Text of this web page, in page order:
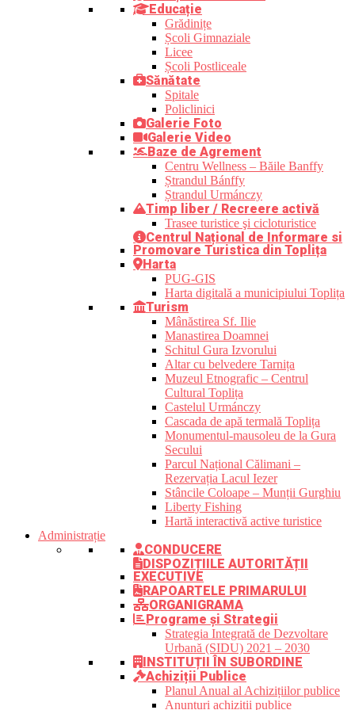
Educație
Grădinițe
Școli Gimnaziale
Licee
Școli Postliceale
Sănătate
Spitale
Policlinici
Galerie Foto
Galerie Video
Baze de Agrement
Centru Wellness – Băile Banffy
Ștrandul Bánffy
Ștrandul Urmánczy
Timp liber / Recreere activă
Trasee turistice şi cicloturistice
Centrul Național de Informare si
Promovare Turistica din Toplița
Harta
PUG-GIS
Harta digitală a municipiului Toplița
Turism
Mânăstirea Sf. Ilie
Manastirea Doamnei
Schitul Gura Izvorului
Altar cu belvedere Tarnița
Muzeul Etnografic – Centrul
Cultural Toplița
Castelul Urmánczy
Cascada de apă termală Toplița
Monumentul-mausoleu de la Gura
Secului
Parcul Național Călimani –
Rezervația Lacul Iezer
Stâncile Coloape – Munții Gurghiu
Liberty Fishing
Hartă interactivă active turistice
Administrație
CONDUCERE
DISPOZIȚIILE AUTORITĂȚII
EXECUTIVE
RAPOARTELE PRIMARULUI
ORGANIGRAMA
Programe și Strategii
Strategia Integrată de Dezvoltare
Urbană (SIDU) 2021 – 2030
INSTITUȚII ÎN SUBORDINE
Achiziții Publice
Planul Anual al Achizițiilor publice
Anunțuri achiziții publice